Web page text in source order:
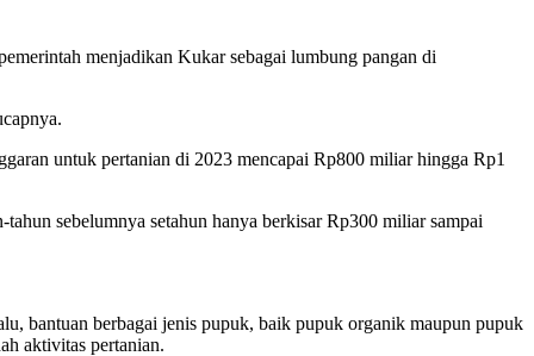
menjadikan Kukar sebagai lumbung pangan di
untuk pertanian di 2023 mencapai Rp800 miliar hingga Rp1
sebelumnya setahun hanya berkisar Rp300 miliar sampai
bantuan berbagai jenis pupuk, baik pupuk organik maupun pupuk
aktivitas pertanian.